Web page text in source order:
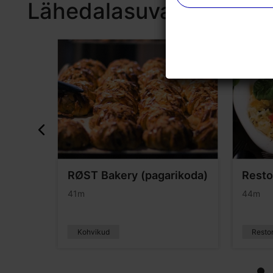
Lähedalasuvad kohad
RØST Bakery (pagarikoda)
41m
Kohvikud
44m